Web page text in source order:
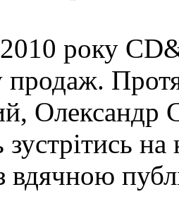
2010 року
продаж.
на
вдячною